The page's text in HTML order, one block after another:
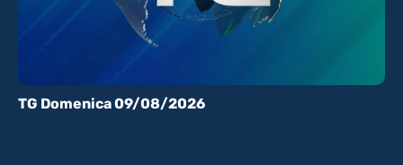
TG Domenica 09/08/2026